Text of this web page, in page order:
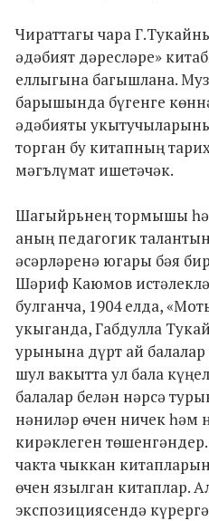
Чираттагы чара
әдәбият дәресләре»
еллыгына багышлана.
барышында бүгенге
әдәбияты
торган бу китапның
мәгълүмат ишетәчәк.
Шагыйрьнең тормышы
аның педагогик
әсәрләренә югары бәя
Шәриф Каюмов
булганча, 1904 елда,
укыганда, Габдулла
урынына дүрт ай
шул вакытта ул бала
балалар белән нәрсә
нәниләр өчен ничек һәм
кирәклеген
чакта чыккан
өчен язылган китаплар.
экспозициясендә